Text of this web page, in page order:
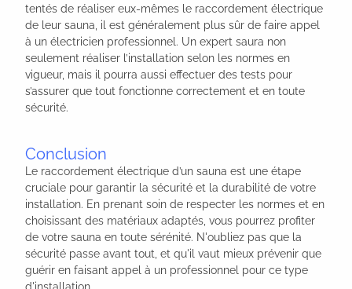
tentés de réaliser eux-mêmes le raccordement électrique
de leur sauna, il est généralement plus sûr de faire appel
à un électricien professionnel. Un expert saura non
seulement réaliser l’installation selon les normes en
vigueur, mais il pourra aussi effectuer des tests pour
s’assurer que tout fonctionne correctement et en toute
sécurité.
Conclusion
Le raccordement électrique d’un sauna est une étape
cruciale pour garantir la sécurité et la durabilité de votre
installation. En prenant soin de respecter les normes et en
choisissant des matériaux adaptés, vous pourrez profiter
de votre sauna en toute sérénité. N'oubliez pas que la
sécurité passe avant tout, et qu'il vaut mieux prévenir que
guérir en faisant appel à un professionnel pour ce type